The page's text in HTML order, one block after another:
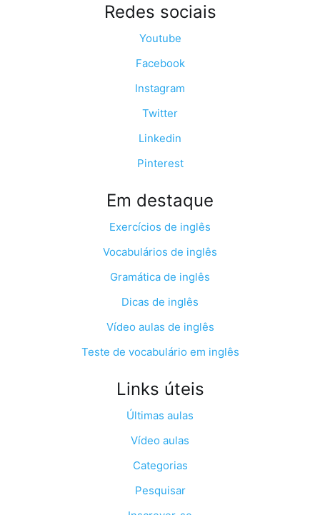
Redes sociais
Youtube
Facebook
Instagram
Twitter
Linkedin
Pinterest
Em destaque
Exercícios de inglês
Vocabulários de inglês
Gramática de inglês
Dicas de inglês
Vídeo aulas de inglês
Teste de vocabulário em inglês
Links úteis
Últimas aulas
Vídeo aulas
Categorias
Pesquisar